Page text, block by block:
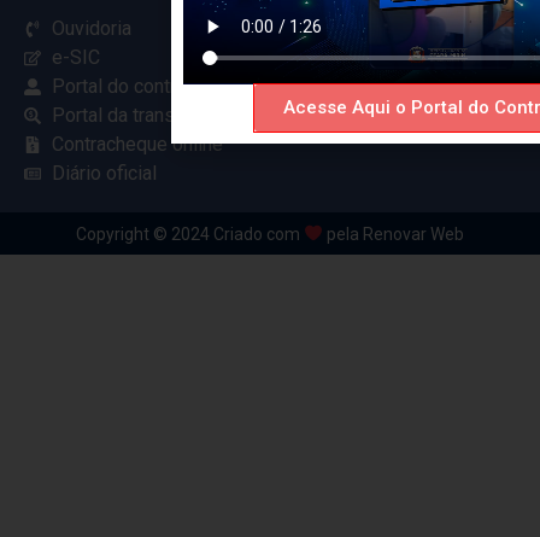
Ouvidoria
e-SIC
Portal do contribuinte
Portal da transparência
Contracheque online
Diário oficial
Copyright © 2024 Criado com pela Renovar Web
Acesse Aqui o Portal do